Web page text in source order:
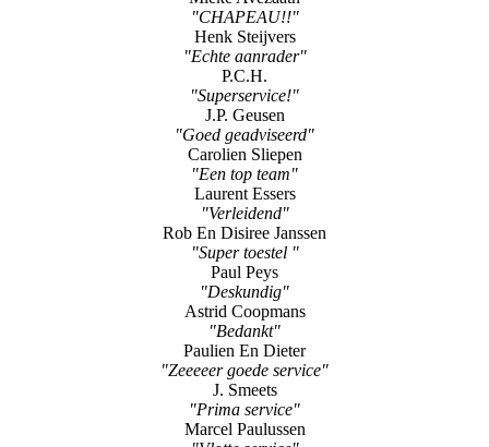
"CHAPEAU!!"
Henk Steijvers
"Echte aanrader"
P.C.H.
"Superservice!"
J.P. Geusen
"Goed geadviseerd"
Carolien Sliepen
"Een top team"
Laurent Essers
"Verleidend"
Rob En Disiree Janssen
"Super toestel "
Paul Peys
"Deskundig"
Astrid Coopmans
"Bedankt"
Paulien En Dieter
"Zeeeeer goede service"
J. Smeets
"Prima service"
Marcel Paulussen